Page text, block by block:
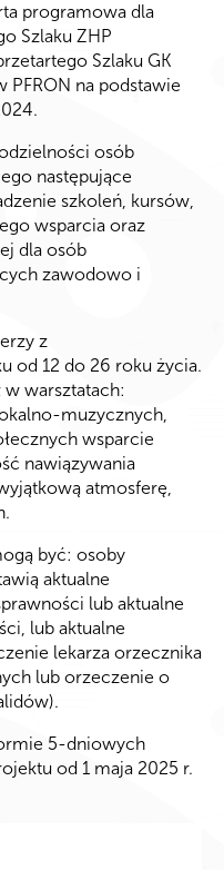
programowa dla
Szlaku ZHP
Szlaku GK
PFRON na podstawie
osób
następujące
szkoleń, kursów,
wsparcia oraz
dla osób
zawodowo i
z
od 12 do 26 roku życia.
warsztatach:
muzycznych,
wsparcie
nawiązywania
atmosferę,
być: osoby
aktualne
lub aktualne
lub aktualne
lekarza orzecznika
lub orzeczenie o
5-dniowych
od 1 maja 2025 r.